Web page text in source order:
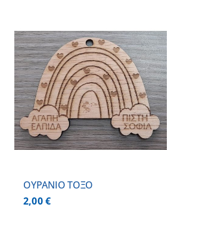
ΟΥΡΑΝΙΟ ΤΟΞΟ
2,00€
ΠΡΟΣΘΗΚΗ ΣΤΟ ΚΑΛΑΘΙ
ΛΕΠΤΟΜΕΡΕΙΕΣ